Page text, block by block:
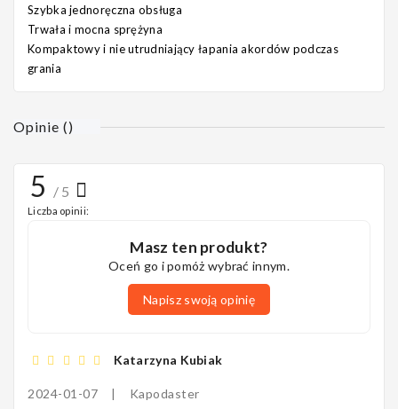
Szybka jednoręczna obsługa
Trwała i mocna sprężyna
Kompaktowy i nie utrudniający łapania akordów podczas
grania
Opinie ()
5 / 5
Liczba opinii:
Masz ten produkt?
Oceń go i pomóż wybrać innym.
Napisz swoją opinię
Katarzyna Kubiak
2024-01-07 | Kapodaster